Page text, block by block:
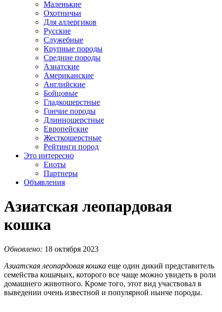
Маленькие
Охотничьи
Для аллергиков
Русские
Служебные
Крупные породы
Средние породы
Азиатские
Американские
Английские
Бойцовые
Гладкошерстные
Гончие породы
Длинношерстные
Европейские
Жесткошерстные
Рейтинги пород
Это интересно
Еноты
Партнеры
Объявления
Азиатская леопардовая
кошка
Обновлено: 18 октября 2023
Азиатская леопардовая кошка еще один дикий представитель
семейства кошачьих, которого все чаще можно увидеть в роли
домашнего животного. Кроме того, этот вид участвовал в
выведении очень известной и популярной нынче породы.